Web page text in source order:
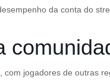
da conta do
jogadores de outras